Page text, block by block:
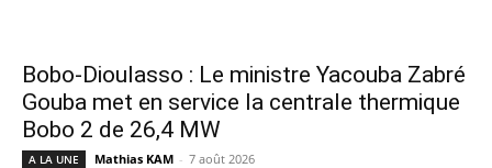
Bobo-Dioulasso : Le ministre Yacouba Zabré
Gouba met en service la centrale thermique
Bobo 2 de 26,4 MW
A LA UNE Mathias KAM - 7 août 2026